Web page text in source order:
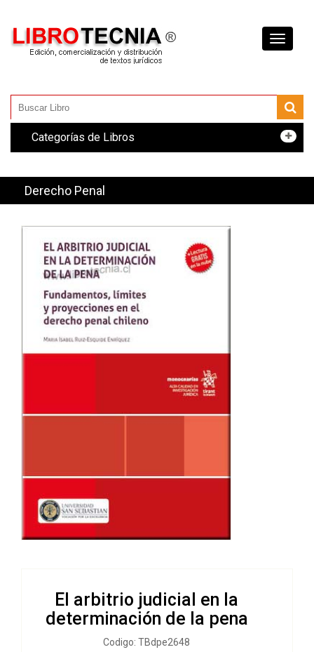
Toggle
Categorías de Libros
Derecho Penal
El arbitrio judicial en la
determinación de la pena
Codigo: TBdpe2648